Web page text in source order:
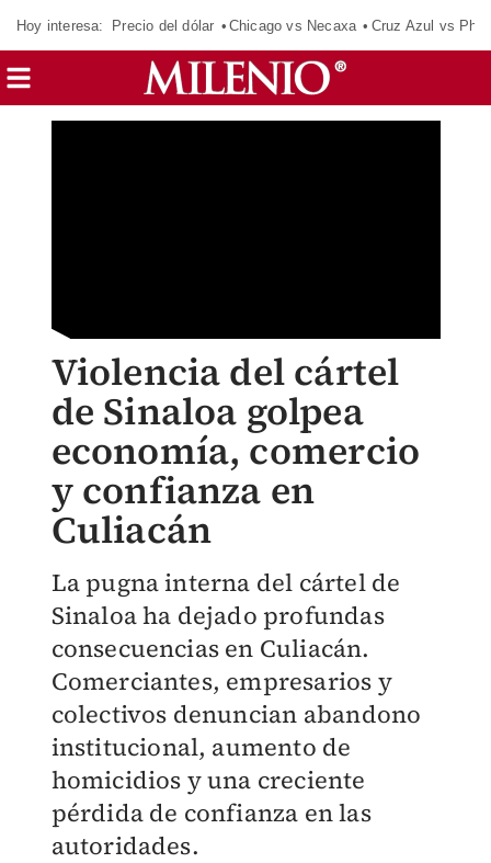
Hoy interesa: Precio del dólar Chicago vs Necaxa Cruz Azul vs
Violencia del cártel
de Sinaloa golpea
economía, comercio
y confianza en
Culiacán
La pugna interna del cártel de
Sinaloa ha dejado profundas
consecuencias en Culiacán.
Comerciantes, empresarios y
colectivos denuncian abandono
institucional, aumento de
homicidios y una creciente
pérdida de confianza en las
autoridades.